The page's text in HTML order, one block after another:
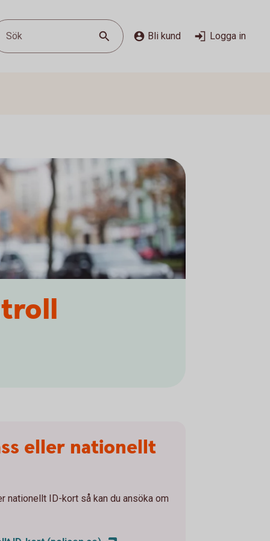
Sök Bli kund Logga in
eller nationellt
nationellt ID-kort så kan du ansöka om